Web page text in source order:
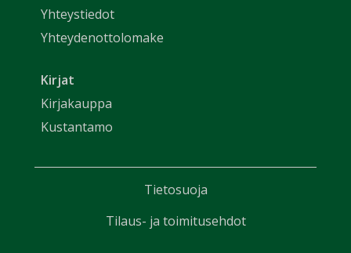
Yhteystiedot
Yhteydenottolomake
Kirjat
Kirjakauppa
Kustantamo
Tietosuoja
Tilaus- ja toimitusehdot